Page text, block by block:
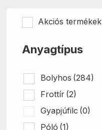
Akciós termékek
Anyagtípus
Bolyhos (284)
Frottír (2)
Gyapjúfilc (0)
Póló (1)